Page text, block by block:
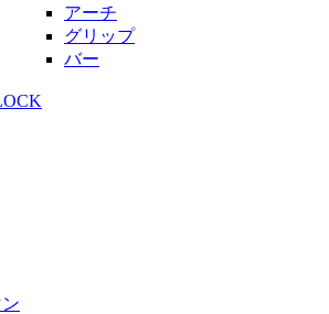
アーチ
グリップ
バー